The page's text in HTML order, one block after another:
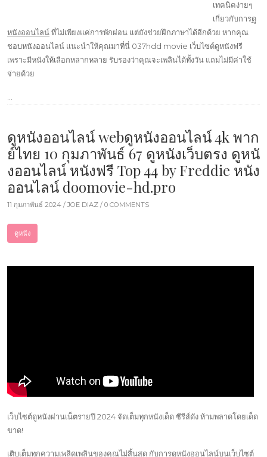
เทคนิคง่ายๆ
เกี่ยวกับการดู
หนังออนไลน์ ที่ไม่เพียงแค่การพักผ่อน แต่ยังช่วยฝึกภาษาได้อีกด้วย หากคุณ
ชอบหนังออนไลน์ แนะนำให้คุณมาที่นี่ 037hdd movie เว็บไซต์ดูหนังฟรี
เพราะมีหนังให้เลือกหลากหลาย รับรองว่าคุณจะเพลินได้ทั้งวัน แถมไม่มีค่าใช้
จ่ายด้วย
…
ดูหนังออนไลน์ webดูหนังออนไลน์ 4k พาก
ย์ไทย 10 กุมภาพันธ์ 67 ดูหนังเว็บตรง ดูหนั
งออนไลน์ หนังฟรี Top 44 by Freddie หนัง
ออนไลน์ doomovie-hd.pro
11 กุมภาพันธ์ 2024 /JOE DIAZ / 0 COMMENTS
ดูหนัง
เว็บไซต์ดูหนังผ่านเน็ตรายปี 2024 จัดเต็มทุกหนังเด็ด ซีรีส์ดัง ห้ามพลาดโดยเด็ด
ขาด!
เติบเต็มทุกความเพลิดเพลินของคุณไม่สิ้นสุด กับการดูหนังออนไลน์บนเว็บไซต์